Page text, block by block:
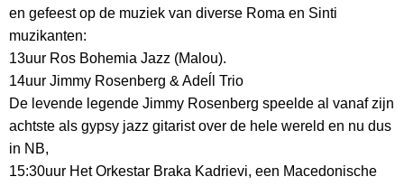
en gefeest op de muziek van diverse Roma en Sinti
muzikanten:
13uur Ros Bohemia Jazz (Malou).
14uur Jimmy Rosenberg & Adeĺl Trio
De levende legende Jimmy Rosenberg speelde al vanaf zijn
achtste als gypsy jazz gitarist over de hele wereld en nu dus
in NB,
15:30uur Het Orkestar Braka Kadrievi, een Macedonische